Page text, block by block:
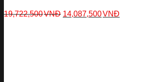
19,722,500VNĐ 14,087,500VNĐ